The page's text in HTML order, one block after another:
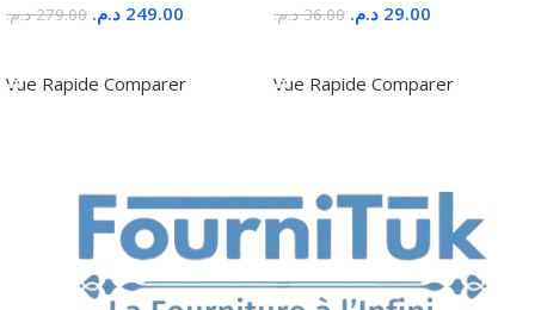
279.00 د.م. 249.00 د.م.
Vue Rapide Comparer
36.00 د.م. 29.00 د.م.
Vue Rapide Comparer